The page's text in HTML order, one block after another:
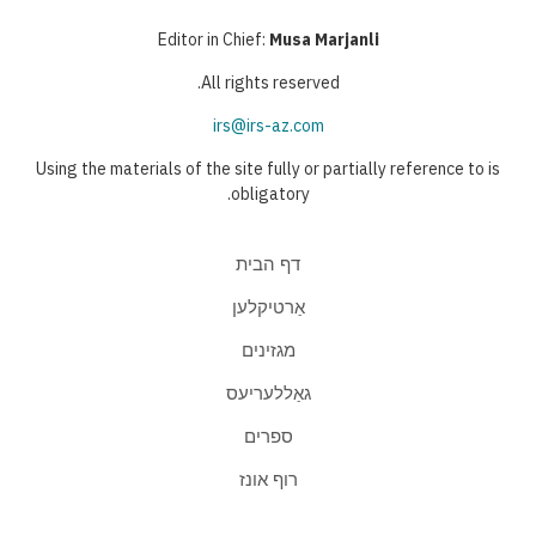
Editor in Chief: Musa Marjanli
All rights reserved.
irs@irs-az.com
Using the materials of the site fully or partially reference to is
obligatory.
דף הבית
אַרטיקלען
מגזינים
גאַללעריעס
ספרים
רוף אונז